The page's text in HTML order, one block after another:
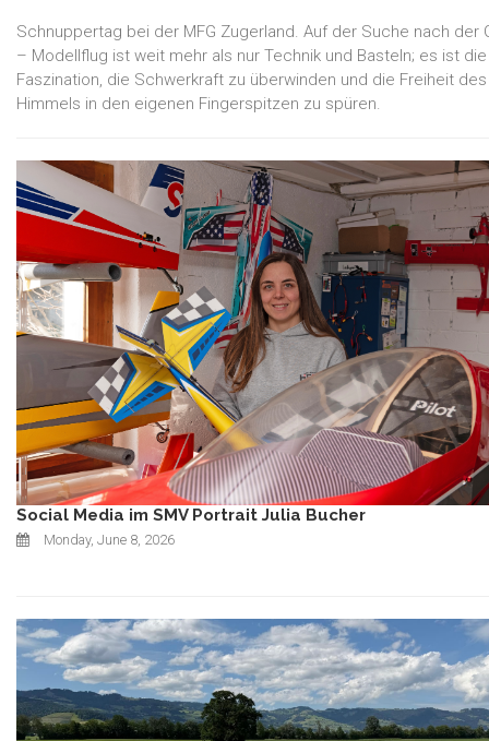
Schnuppertag bei der MFG Zugerland. Auf der Suche nach der
– Modellflug ist weit mehr als nur Technik und Basteln; es ist die
Faszination, die Schwerkraft zu überwinden und die Freiheit des
Himmels in den eigenen Fingerspitzen zu spüren.
Social Media im SMV Portrait Julia Bucher
Monday, June 8, 2026